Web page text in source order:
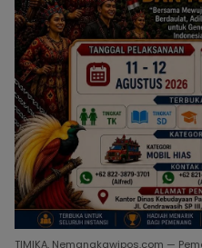
TIMIKA, Nemangkawipos.com —